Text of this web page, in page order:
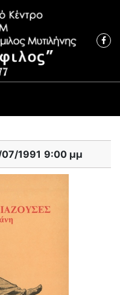
1991 9:00 μμ